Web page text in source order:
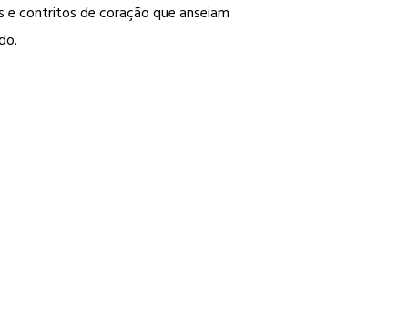
contritos de coração que anseiam